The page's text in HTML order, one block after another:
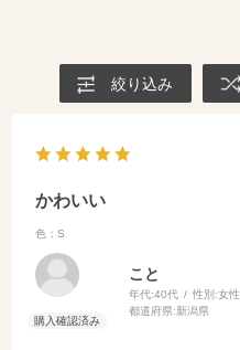
絞り込み
かわいい
色：S
こと
年代:40代 性別:女性
都道府県:新潟県